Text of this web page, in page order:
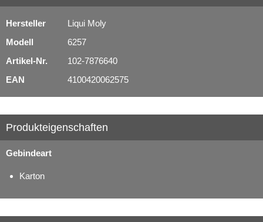
Hersteller
Liqui Moly
Modell
6257
Artikel-Nr.
102-7876640
EAN
4100420062575
Produkteigenschaften
Gebindeart
Karton